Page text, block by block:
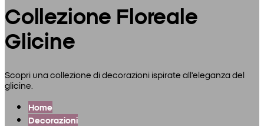
Collezione Floreale
Glicine
Scopri una collezione di decorazioni ispirate all'eleganza del
glicine.
Home
Decorazioni